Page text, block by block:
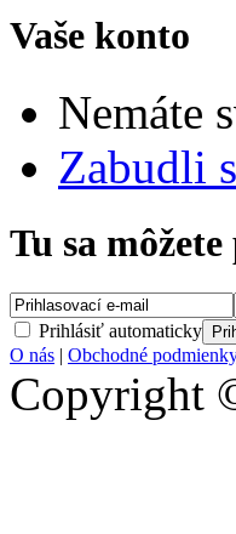
Vaše konto
Nemáte
Zabudli
Tu sa
Prihlásiť automaticky
O nás | Obchodné
Copyright